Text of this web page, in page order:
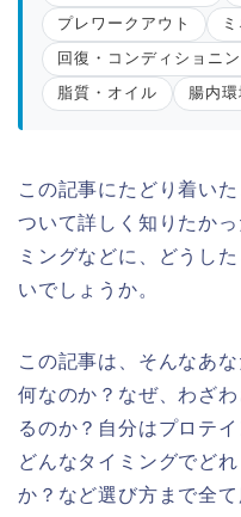
プレワークアウト
回復・コンディショニ
脂質・オイル
腸内
この記事にたどり着い
ついて詳しく知りたか
ミングなどに、どうし
いでしょうか。
この記事は、そんなあ
何なのか？なぜ、わざ
るのか？自分はプロテ
どんなタイミングでど
か？など選び方まで全